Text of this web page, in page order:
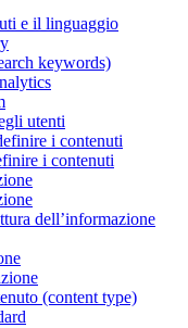
e il linguaggio
keywords)
utenti
i contenuti
i contenuti
dell’informazione
(content type)